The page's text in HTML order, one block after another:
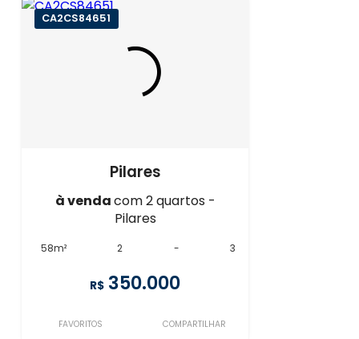
CA2CS84651
Pilares
à vendacom 2 quartos -
Pilares
58m² 2 - 3
R$ 350.000
FAVORITOS COMPARTILHAR